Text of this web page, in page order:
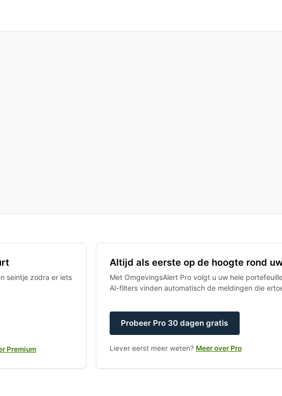
seintje zodra er iets
Premium
Altijd als eerste op de hoogte rond
Met OmgevingsAlert Pro volgt u uw hele
AI-filters vinden automatisch de meldingen die
Probeer Pro 30 dagen gratis
Liever eerst meer weten? Meer over Pro